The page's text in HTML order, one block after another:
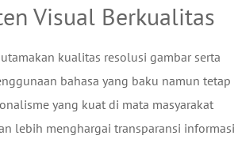
Visual Berkualitas
kualitas resolusi gambar serta
bahasa yang baku namun tetap
yang kuat di mata masyarakat
lebih menghargai transparansi informasi